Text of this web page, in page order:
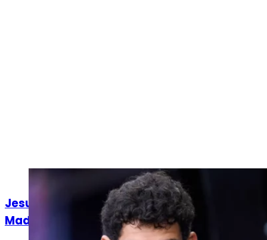
Actualités
Jesus Vallejo promet un combat au Real
Madrid sur la pelouse d'Albacete !